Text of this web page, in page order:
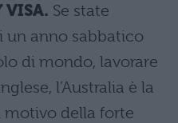
VISA. Se state
un anno sabbatico
di mondo, lavorare
l’Australia è la
motivo della forte